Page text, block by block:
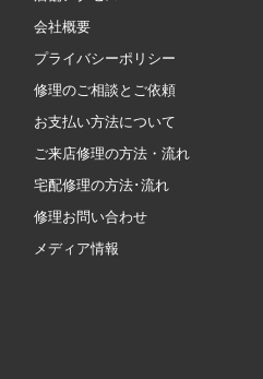
会社概要
プライバシーポリシー
修理のご相談とご依頼
お支払い方法について
ご来店修理の方法・流れ
宅配修理の方法･流れ
修理お問い合わせ
メディア情報